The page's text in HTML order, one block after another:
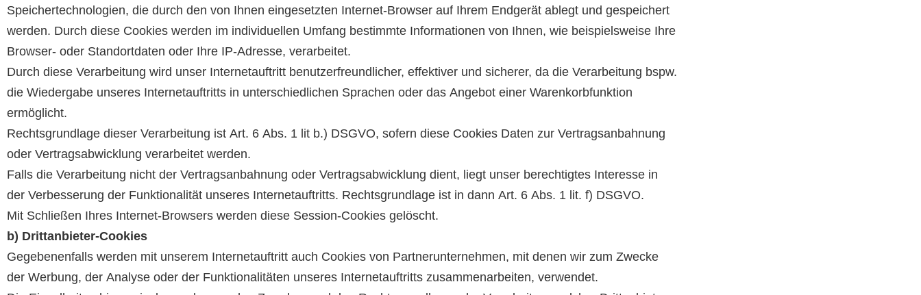
Speichertechnologien, die durch den von Ihnen eingesetzten Internet-Browser auf Ihrem Endgerät ablegt und gespeichert
werden. Durch diese Cookies werden im individuellen Umfang bestimmte Informationen von Ihnen, wie beispielsweise Ihre
Browser- oder Standortdaten oder Ihre IP-Adresse, verarbeitet.
Durch diese Verarbeitung wird unser Internetauftritt benutzerfreundlicher, effektiver und sicherer, da die Verarbeitung bspw.
die Wiedergabe unseres Internetauftritts in unterschiedlichen Sprachen oder das Angebot einer Warenkorbfunktion
ermöglicht.
Rechtsgrundlage dieser Verarbeitung ist Art. 6 Abs. 1 lit b.) DSGVO, sofern diese Cookies Daten zur Vertragsanbahnung
oder Vertragsabwicklung verarbeitet werden.
Falls die Verarbeitung nicht der Vertragsanbahnung oder Vertragsabwicklung dient, liegt unser berechtigtes Interesse in
der Verbesserung der Funktionalität unseres Internetauftritts. Rechtsgrundlage ist in dann Art. 6 Abs. 1 lit. f) DSGVO.
Mit Schließen Ihres Internet-Browsers werden diese Session-Cookies gelöscht.
b) Drittanbieter-Cookies
Gegebenenfalls werden mit unserem Internetauftritt auch Cookies von Partnerunternehmen, mit denen wir zum Zwecke
der Werbung, der Analyse oder der Funktionalitäten unseres Internetauftritts zusammenarbeiten, verwendet.